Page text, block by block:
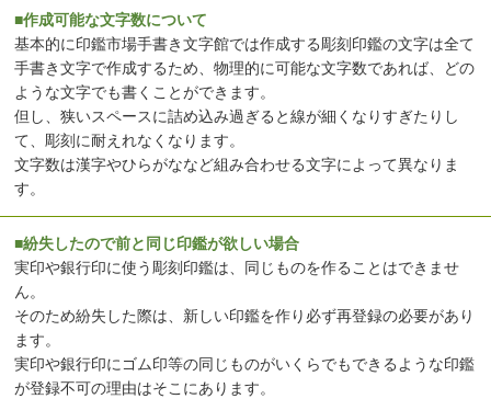
■作成可能な文字数について
基本的に印鑑市場手書き文字館では作成する彫刻印鑑の文字は全て
手書き文字で作成するため、物理的に可能な文字数であれば、どの
ような文字でも書くことができます。
但し、狭いスペースに詰め込み過ぎると線が細くなりすぎたりし
て、彫刻に耐えれなくなります。
文字数は漢字やひらがななど組み合わせる文字によって異なりま
す。
■紛失したので前と同じ印鑑が欲しい場合
実印や銀行印に使う彫刻印鑑は、同じものを作ることはできませ
ん。
そのため紛失した際は、新しい印鑑を作り必ず再登録の必要があり
ます。
実印や銀行印にゴム印等の同じものがいくらでもできるような印鑑
が登録不可の理由はそこにあります。